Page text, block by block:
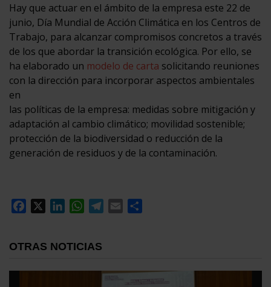
Hay que actuar en el ámbito de la empresa este 22 de
junio, Día Mundial de Acción Climática en los Centros de
Trabajo, para alcanzar compromisos concretos a través
de los que abordar la transición ecológica. Por ello, se
ha elaborado un modelo de carta solicitando reuniones
con la dirección para incorporar aspectos ambientales
en
las políticas de la empresa: medidas sobre mitigación y
adaptación al cambio climático; movilidad sostenible;
protección de la biodiversidad o reducción de la
generación de residuos y de la contaminación.
Facebook LinkedInWhatsApp
Telegram
Email
OTRAS NOTICIAS